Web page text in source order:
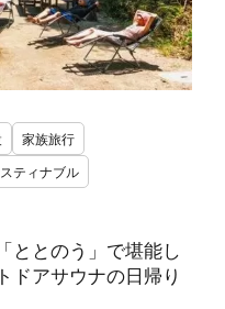
家族旅行
ティナブル
ととのう」で堪能し
ドアサウナの日帰り